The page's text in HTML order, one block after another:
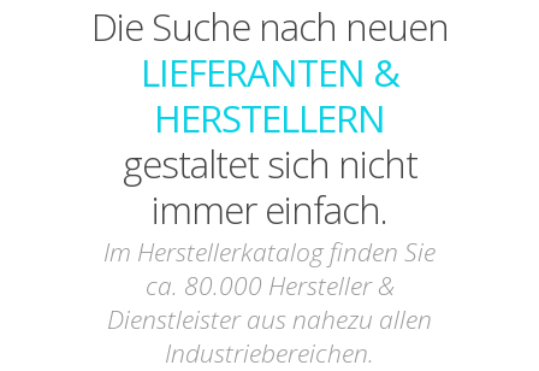
Die Suche nach neuen
LIEFERANTEN &
HERSTELLERN
gestaltet sich nicht
immer einfach.
Im Herstellerkatalog finden Sie
ca. 80.000 Hersteller &
Dienstleister aus nahezu allen
Industriebereichen.